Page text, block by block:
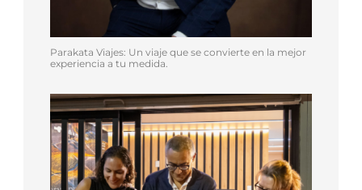
Parakata Viajes: Un viaje que se convierte en la mejor
experiencia a tu medida.